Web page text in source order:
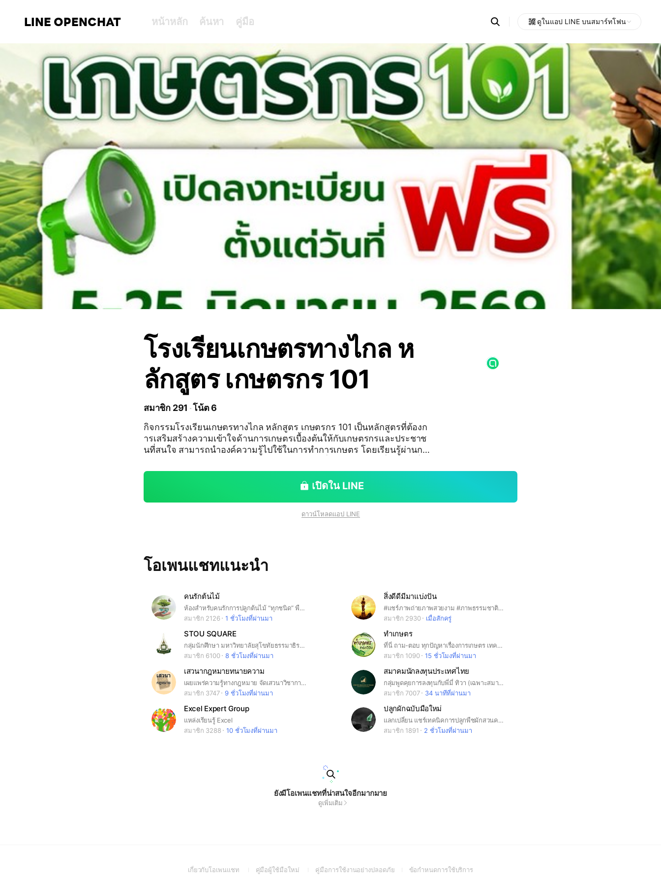
LINE OPENCHAT หน้าหลัก ค้นหา คู่มือ Search
OpenChats
messages
search
area
ดูในแอป LINE บนสมาร์ทโฟน
โรงเรียนเกษตรทางไกล ห
ลักสูตร เกษตรกร 101
สมาชิก 291 โน้ต 6
กิจกรรมโรงเรียนเกษตรทางไกล หลักสูตร เกษตรกร 101 เป็นหลักสูตรที่ต้องก
ารเสริมสร้างความเข้าใจด้านการเกษตรเบื้องต้นให้กับเกษตรกรและประชาช
นที่สนใจ สามารถนำองค์ความรู้ไปใช้ในการทำการเกษตร โดยเรียนรู้ผ่านกา
M1386kHz และทางเวบไซต์ www.am1386.com พร้อมเรียนย้อนหลังผ่านท
างยูทูป และทำเเบบทดสอบผ่าน Google Classroom ผู้ผ่านการทดสอบจะได้เปิดใน LINE
ดาวน์โหลดแอป LINE
โอเพนแชทแนะนำ
คนรักต้นไม้
ห้องสำหรับคนรักการปลูกต้นไม้ “ทุกชนิด” พืชผักสวนครัว ผลไม้ ไม้ดอกไม้ประดับ แคคตัส ฯลฯ 🙋🏻‍♀️ มาอวดต้นไม้และผลผลิตของคุณที่นี่ ! 😃 มาแลกเปลี่ยนความรู้เรื่องต้นไม้ วิธีการปลูก ปัญหาที่พบ และความสุขจากการปลูกต้นไม้กันเถอะ คุยกันทั้งวัน..ฉันท์พี่น้อง 🥰
สมาชิก 2126
1 ชั่วโมงที่ผ่านมา
สิ่งดีดีมีมาแบ่งปัน
#แชร์ภาพถ่ายภาพสวยงาม #ภาพธรรมชาติน้ำตกป่าเขาท้องฟ้านกแมลงภาพท่องเที่ยววิวสวนไร่นา
สมาชิก 2930
เมื่อสักครู่
STOU SQUARE
กลุ่มนักศึกษา มหาวิทยาลัยสุโขทัยธรรมาธิราช (มสธ.) Sukhothai Thammathirat Open University [STOU]
สมาชิก 6100
8 ชั่วโมงที่ผ่านมา
ทำเกษตร
ที่นี่ ถาม-ตอบ ทุกปัญหาเรื่องการเกษตร เทคนิคต่างๆ รวมถึงยังให้สมาชิกแบ่งปันความรู้กันอีกด้วย กฏของห้องนี้คือ ห้ามขายสินค้า หรือปุ๋ยยาก่อนได้รับอนุญาติ #ทำเกษตร #ทำเกษตรเกรดวิจัย #ปุ๋ย #พืช #ฮอร์โมน
สมาชิก 1090
15 ชั่วโมงที่ผ่านมา
เสวนากฎหมายทนายความ
เผยแพร่ความรู้ทางกฎหมาย จัดเสวนาวิชาการอบรมกฎหมายให้กับทนายความและนักกฎหมายทั่วประเทศไทย
สมาชิก 3747
9 ชั่วโมงที่ผ่านมา
สมาคมนักลงทุนประเทศไทย
กลุ่มพูดคุยการลงทุนกับพี่มี่ ทิวา (เฉพาะสมาชิกสมาคมเท่านั้น) หากต้องการเข้าร่วม กรุณาสมัครสมาชิกได้ที่ ID Line : @investorsthai หลังสมัครแล้ว ต้องแจ้ง ชื่อ-นามสกุล และ เลขสมาชิก เพื่อขอเข้ากลุ่ม
สมาชิก 7007
34 นาทีที่ผ่านมา
Excel Expert Group
แหล่งเรียนรู้ Excel
สมาชิก 3288
10 ชั่วโมงที่ผ่านมา
ปลูกผักฉบับมือใหม่
แลกเปลี่ยน แชร์เทคนิคการปลูกพืชผักสวนครัวฉบับมือใหม่หัดปลูก
สมาชิก 1891
2 ชั่วโมงที่ผ่านมา
ยังมีโอเพนแชทที่น่าสนใจอีกมากมาย
ดูเพิ่มเติม
เกี่ยวกับโอเพนแชท
(Openคู่มือผู้ใช้มือใหม่
(Openคู่มือการใช้งานอย่างปลอดภัย(Openข้อกำหนดการใช้บริการ(Open